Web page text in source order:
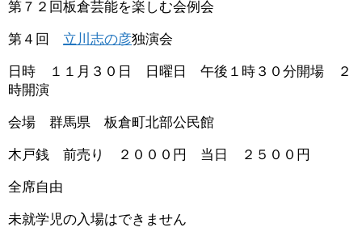
第７２回板倉芸能を楽しむ会例会
第４回 立川志の彦独演会
日時 １１月３０日 日曜日 午後１時３０分開場 ２
時開演
会場 群馬県 板倉町北部公民館
木戸銭 前売り ２０００円 当日 ２５００円
全席自由
未就学児の入場はできません